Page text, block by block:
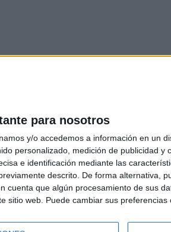
para nosotros
y/o accedemos a información en un
personalizado, medición de publicidad
e identificación mediante las
descrito. De forma alternativa,
cuenta que algún procesamiento de sus
sitio web. Puede cambiar sus
Aviso legal|
© 2003-2026Compás